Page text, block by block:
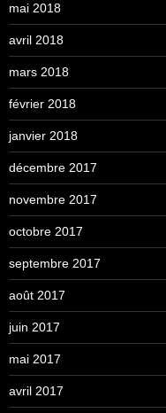
mai 2018
avril 2018
mars 2018
février 2018
janvier 2018
décembre 2017
novembre 2017
octobre 2017
septembre 2017
août 2017
juin 2017
mai 2017
avril 2017